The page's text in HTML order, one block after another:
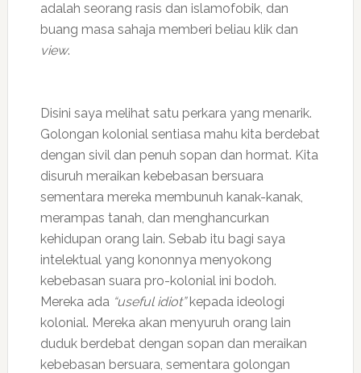
adalah seorang rasis dan islamofobik, dan
buang masa sahaja memberi beliau klik dan
view.
Disini saya melihat satu perkara yang menarik.
Golongan kolonial sentiasa mahu kita berdebat
dengan sivil dan penuh sopan dan hormat. Kita
disuruh meraikan kebebasan bersuara
sementara mereka membunuh kanak-kanak,
merampas tanah, dan menghancurkan
kehidupan orang lain. Sebab itu bagi saya
intelektual yang kononnya menyokong
kebebasan suara pro-kolonial ini bodoh.
Mereka ada “useful idiot”kepada ideologi
kolonial. Mereka akan menyuruh orang lain
duduk berdebat dengan sopan dan meraikan
kebebasan bersuara, sementara golongan